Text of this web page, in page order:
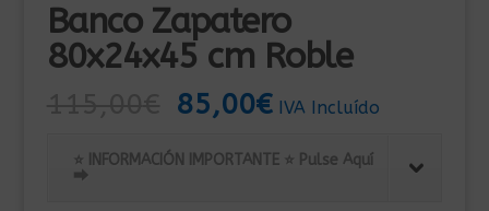
Banco Zapatero
80x24x45 cm Roble
El
original
85,00€El
actual
IVA Incluído
⭐ INFORMACIÓN IMPORTANTE ⭐ Pulse Aquí
⮕